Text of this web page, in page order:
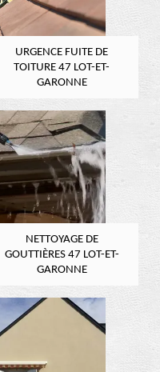
URGENCE FUITE DE
TOITURE 47 LOT-ET-
GARONNE
NETTOYAGE DE
GOUTTIÈRES 47 LOT-ET-
GARONNE